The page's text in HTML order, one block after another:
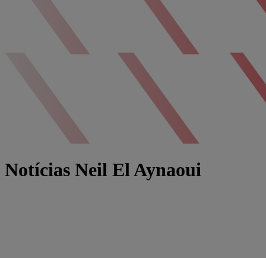
Notícias Neil El Aynaoui